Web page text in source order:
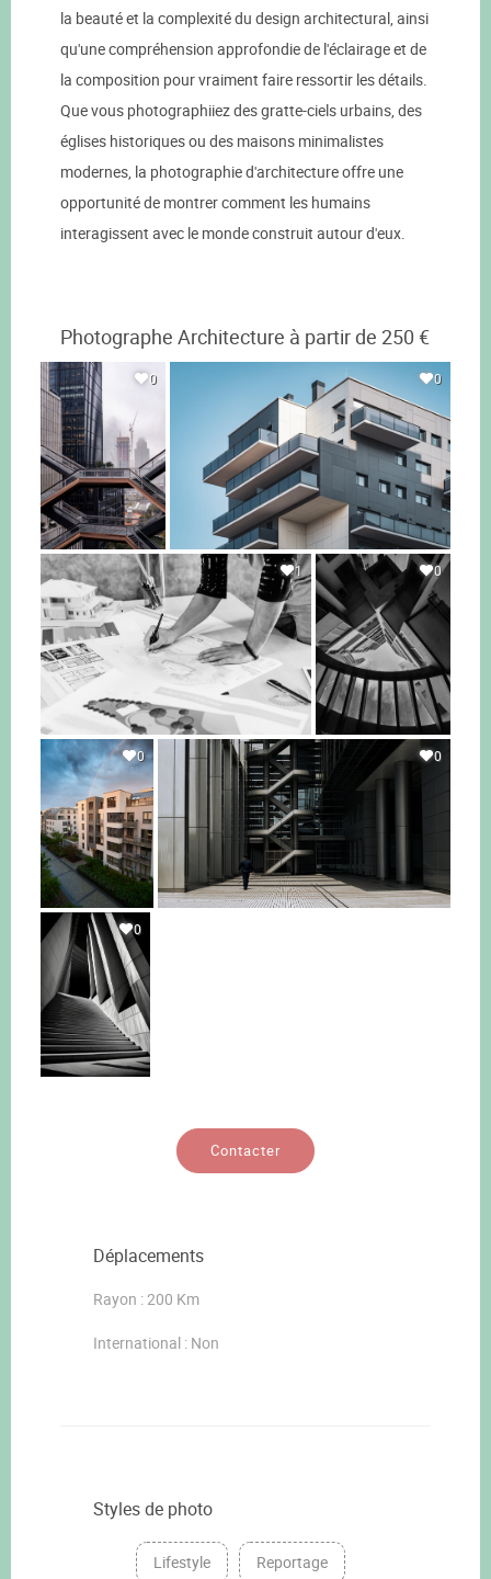
la beauté et la complexité du design architectural, ainsi
qu'une compréhension approfondie de l'éclairage et de
la composition pour vraiment faire ressortir les détails.
Que vous photographiiez des gratte-ciels urbains, des
églises historiques ou des maisons minimalistes
modernes, la photographie d'architecture offre une
opportunité de montrer comment les humains
interagissent avec le monde construit autour d'eux.
Photographe Architecture à partir de 250 €
0 0
1 0
0 0
0
Contacter
Déplacements
Rayon : 200 Km
International : Non
Styles de photo
Lifestyle Reportage